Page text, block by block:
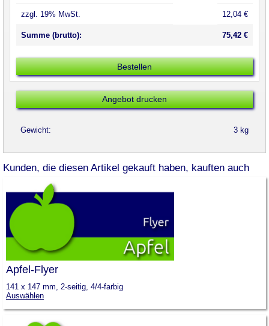
zzgl. 19% MwSt. 12,04 €
Summe (brutto): 75,42 €
Angebot drucken
Gewicht: 3 kg
Kunden, die diesen Artikel gekauft haben, kauften auch
Apfel-Flyer
141 x 147 mm, 2-seitig, 4/4-farbig
Auswählen